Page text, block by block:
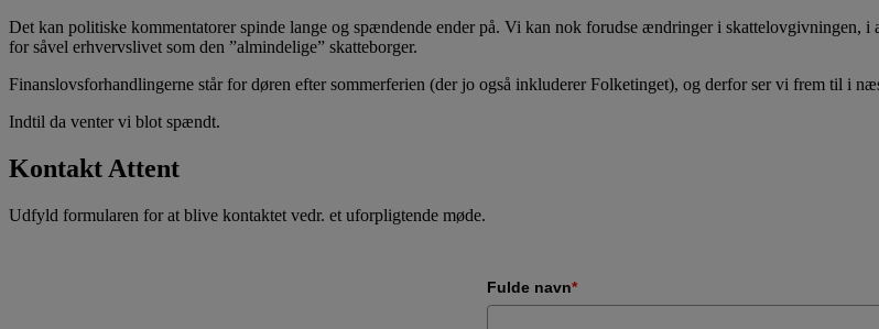
Det kan politiske kommentatorer spinde lange og spændende ender på. Vi kan nok forudse ændringer i
for såvel erhvervslivet som den ”almindelige” skatteborger.
Finanslovsforhandlingerne står for døren efter sommerferien (der jo også inkluderer Folketinget), og derfor ser vi frem til i
Indtil da venter vi blot spændt.
Kontakt Attent
Udfyld formularen for at blive kontaktet vedr. et uforpligtende møde.
Fulde navn*